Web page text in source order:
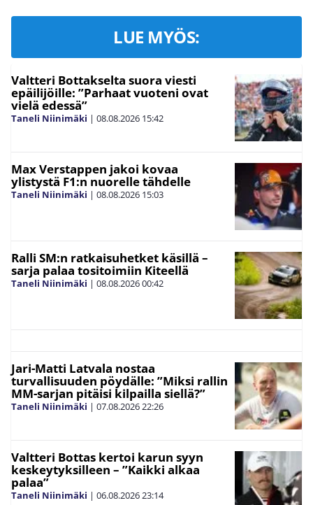
LUE MYÖS:
Valtteri Bottakselta suora viesti
epäilijöille: ”Parhaat vuoteni ovat
vielä edessä”
Taneli Niinimäki | 08.08.2026 15:42
Max Verstappen jakoi kovaa
ylistystä F1:n nuorelle tähdelle
Taneli Niinimäki | 08.08.2026 15:03
Ralli SM:n ratkaisuhetket käsillä –
sarja palaa tositoimiin Kiteellä
Taneli Niinimäki | 08.08.202600:42
Jari-Matti Latvala nostaa
turvallisuuden pöydälle: ”Miksi rallin
MM-sarjan pitäisi kilpailla siellä?”
Taneli Niinimäki | 07.08.202622:26
Valtteri Bottas kertoi karun syyn
keskeytyksilleen – ”Kaikki alkaa
palaa”
Taneli Niinimäki | 06.08.202623:14